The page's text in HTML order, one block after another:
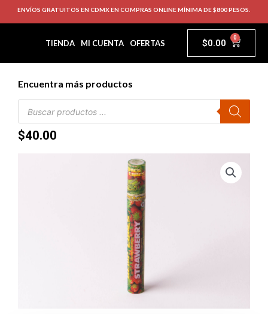
ENVÍOS GRATUITOS EN CDMX EN COMPRAS ONLINE MÍNIMA DE $800 PESOS.
TIENDA MI CUENTA OFERTAS $0.00 0
Encuentra más productos
$40.00